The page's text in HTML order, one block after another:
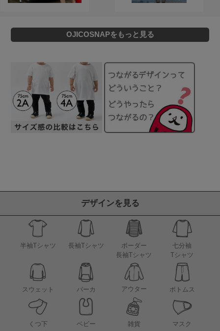
OJICOSNAPをもっと見る
デザインを見る
半袖Tシャツ 長袖Tシャツ
ボーダー
長袖Tシャツ
七分袖
Tシャツ
スウェット パーカ アウター ボトムス
くつ下 ベビー 雑貨 マスク